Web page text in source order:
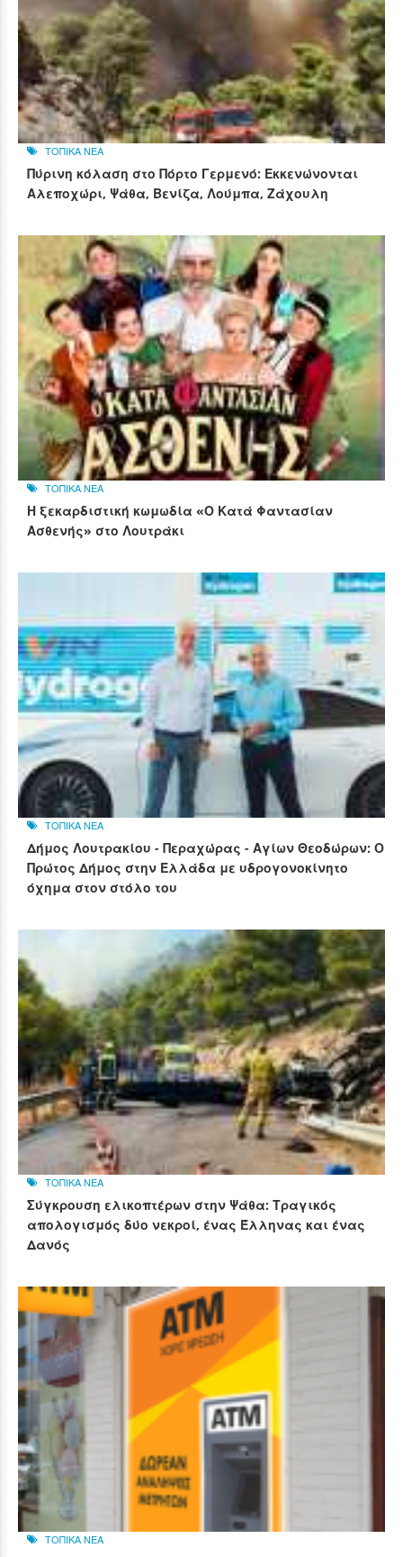
ΤΟΠΙΚΑ ΝΕΑ
Πύρινη κόλαση στο Πόρτο Γερμενό: Εκκενώνονται
Αλεποχώρι, Ψάθα, Βενίζα, Λούμπα, Ζάχουλη
ΤΟΠΙΚΑ ΝΕΑ
Η ξεκαρδιστική κωμωδία «Ο Κατά Φαντασίαν
Ασθενής» στο Λουτράκι
ΤΟΠΙΚΑ ΝΕΑ
Δήμος Λουτρακίου - Περαχώρας - Αγίων Θεοδώρων: Ο
Πρώτος Δήμος στην Ελλάδα με υδρογονοκίνητο
όχημα στον στόλο του
ΤΟΠΙΚΑ ΝΕΑ
Σύγκρουση ελικοπτέρων στην Ψάθα: Τραγικός
απολογισμός δύο νεκροί, ένας Έλληνας και ένας
Δανός
ΤΟΠΙΚΑ ΝΕΑ